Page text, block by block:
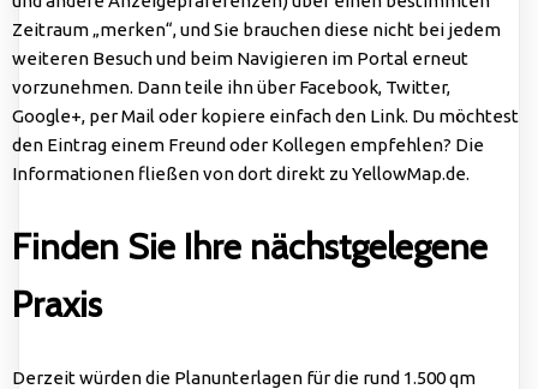
Zeitraum „merken“, und Sie brauchen diese nicht bei jedem
weiteren Besuch und beim Navigieren im Portal erneut
vorzunehmen. Dann teile ihn über Facebook, Twitter,
Google+, per Mail oder kopiere einfach den Link. Du möchtest
den Eintrag einem Freund oder Kollegen empfehlen? Die
Informationen fließen von dort direkt zu YellowMap.de.
Finden Sie Ihre nächstgelegene
Praxis
Derzeit würden die Planunterlagen für die rund 1.500 qm